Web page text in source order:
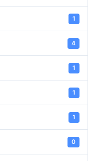
1
4
1
1
1
0